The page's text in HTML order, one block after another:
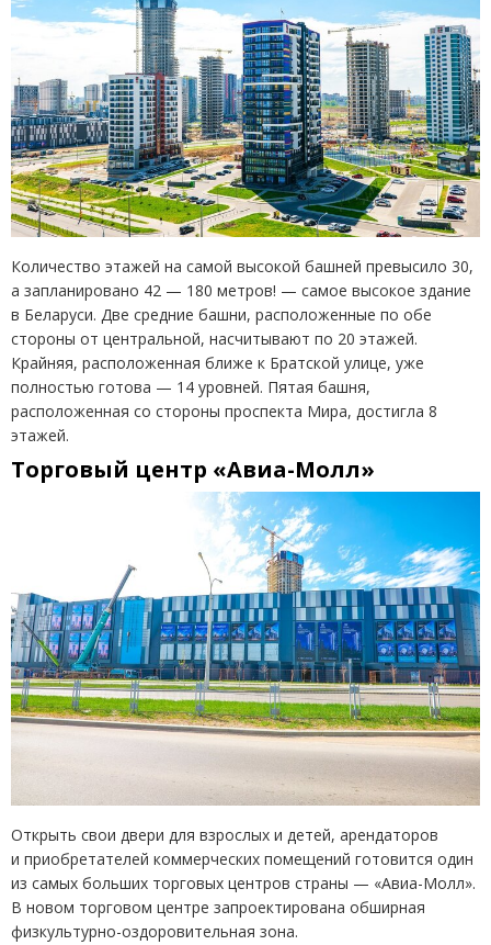
Количество этажей на самой высокой башней превысило 30,
а запланировано 42 — 180 метров! — самое высокое здание
в Беларуси. Две средние башни, расположенные по обе
стороны от центральной, насчитывают по 20 этажей.
Крайняя, расположенная ближе к Братской улице, уже
полностью готова — 14 уровней. Пятая башня,
расположенная со стороны проспекта Мира, достигла 8
этажей.
Торговый центр «Авиа-Молл»
Открыть свои двери для взрослых и детей, арендаторов
и приобретателей коммерческих помещений готовится один
из самых больших торговых центров страны — «Авиа-Молл».
В новом торговом центре запроектирована обширная
физкультурно-оздоровительная зона.